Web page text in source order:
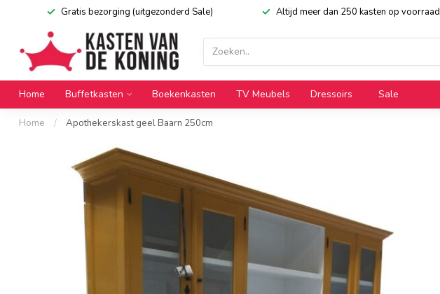
Gratis bezorging (uitgezonderd Sale) Altijd meer dan 250 kasten op voorraad
Home Buffetkasten Boekenkasten TV Meubels Dressoirs Sale
Home / Apothekerskast geel Baarn 250cm